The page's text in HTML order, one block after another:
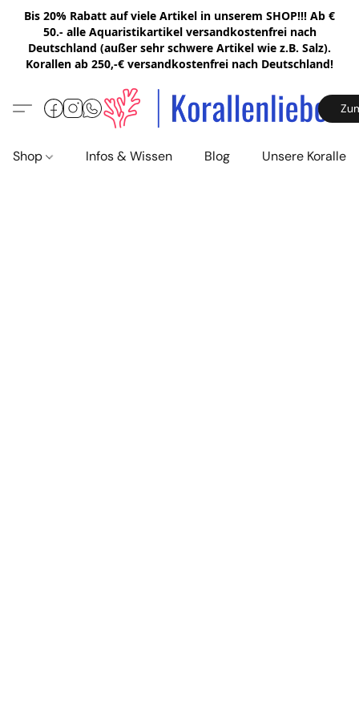
Bis 20% Rabatt auf viele Artikel in unserem SHOP!!! Ab €
50.- alle Aquaristikartikel versandkostenfrei nach
Deutschland (außer sehr schwere Artikel wie z.B. Salz).
Korallen ab 250,-€ versandkostenfrei nach Deutschland!
Shop Infos & Wissen Blog Unsere Korallen